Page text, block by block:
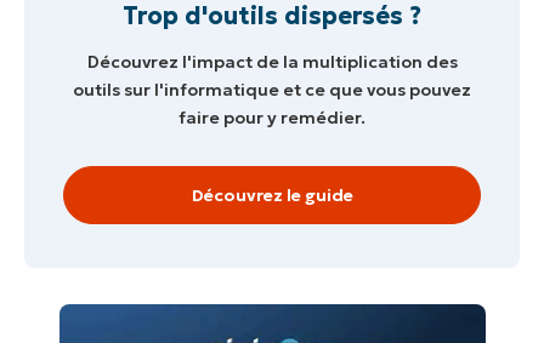
Trop d'outils dispersés ?
Découvrez l'impact de la multiplication des
outils sur l'informatique et ce que vous pouvez
faire pour y remédier.
Découvrez le guide